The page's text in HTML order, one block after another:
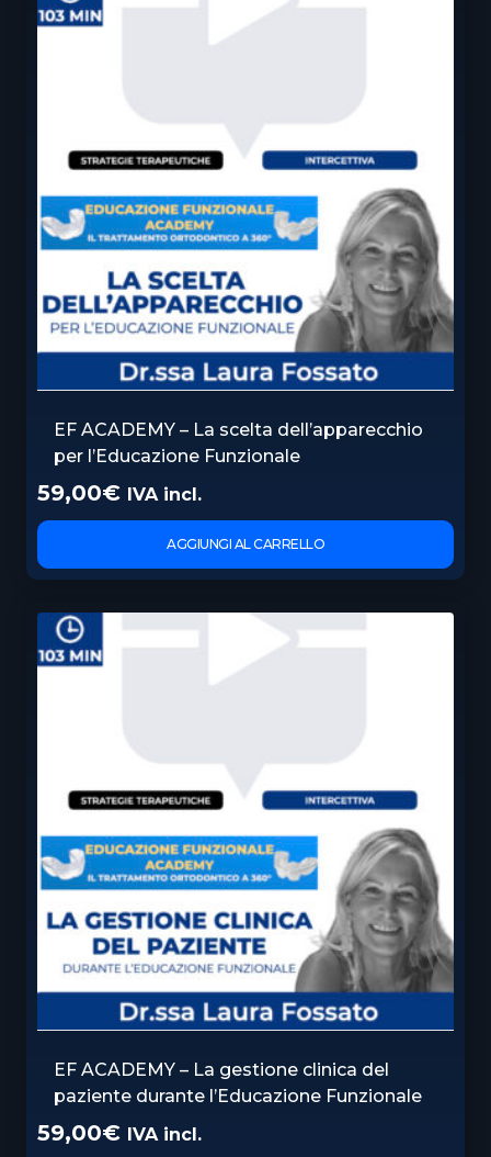
EF ACADEMY – La scelta dell’apparecchio
per l’Educazione Funzionale
59,00€ IVA incl.
AGGIUNGI AL CARRELLO
EF ACADEMY – La gestione clinica del
paziente durante l’Educazione Funzionale
59,00€ IVA incl.